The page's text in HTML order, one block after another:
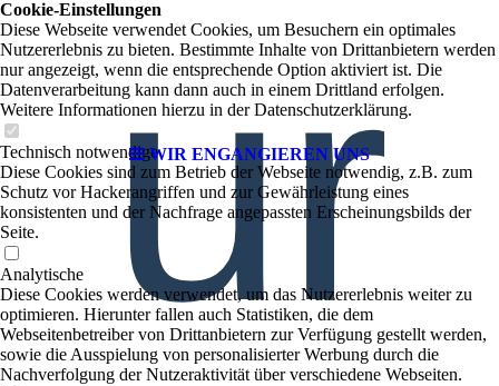
WIR ENGANGIEREN UNS
ur
Cookie-Einstellungen
Diese Webseite verwendet Cookies, um Besuchern ein optimales
Nutzererlebnis zu bieten. Bestimmte Inhalte von Drittanbietern werden
nur angezeigt, wenn die entsprechende Option aktiviert ist. Die
Datenverarbeitung kann dann auch in einem Drittland erfolgen.
Weitere Informationen hierzu in der Datenschutzerklärung.
Technisch notwendige
Diese Cookies sind zum Betrieb der Webseite notwendig, z.B. zum
Schutz vor Hackerangriffen und zur Gewährleistung eines
konsistenten und der Nachfrage angepassten Erscheinungsbilds der
Seite.
Analytische
Diese Cookies werden verwendet, um das Nutzererlebnis weiter zu
optimieren. Hierunter fallen auch Statistiken, die dem
Webseitenbetreiber von Drittanbietern zur Verfügung gestellt werden,
sowie die Ausspielung von personalisierter Werbung durch die
Nachverfolgung der Nutzeraktivität über verschiedene Webseiten.